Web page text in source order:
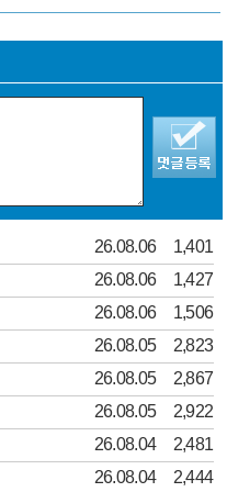
26.08.06
1,401
26.08.06
1,427
26.08.06
1,506
26.08.05
2,823
26.08.05
2,867
26.08.05
2,922
26.08.04
2,481
26.08.04 2,444